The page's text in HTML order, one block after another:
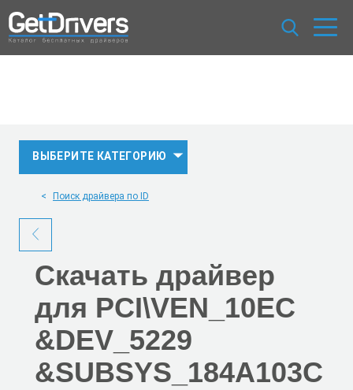
ВЫБЕРИТЕ КАТЕГОРИЮ
Поиск драйвера по ID
Скачать драйвер
для PCI\VEN_10EC
&DEV_5229
&SUBSYS_184A103C